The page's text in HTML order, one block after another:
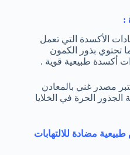
الأكسدة التي تعمل
تحتوي بذور الكمون
أكسدة طبيعية قوية .
مصدر غني بالمعادن
الجذور الحرة في الخلايا
مضادة للالتهابات